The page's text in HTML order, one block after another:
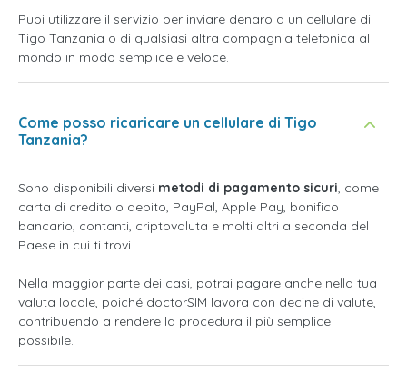
Puoi utilizzare il servizio per inviare denaro a un cellulare di
Tigo Tanzania o di qualsiasi altra compagnia telefonica al
mondo in modo semplice e veloce.
Come posso ricaricare un cellulare di Tigo
Tanzania?
Sono disponibili diversi metodi di pagamento sicuri, come
carta di credito o debito, PayPal, Apple Pay, bonifico
bancario, contanti, criptovaluta e molti altri a seconda del
Paese in cui ti trovi.
Nella maggior parte dei casi, potrai pagare anche nella tua
valuta locale, poiché doctorSIM lavora con decine di valute,
contribuendo a rendere la procedura il più semplice
possibile.